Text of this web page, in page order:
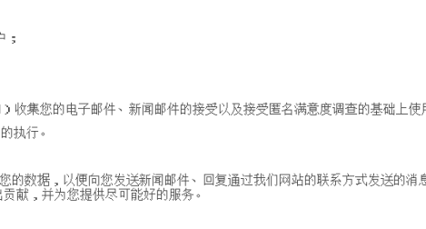
；
集您的电子邮件、新闻邮件的接受以及接受匿名满意度调查的基础上使
执行。
的数据，以便向您发送新闻邮件、回复通过我们网站的联系方式发送的
献，并为您提供尽可能好的服务。